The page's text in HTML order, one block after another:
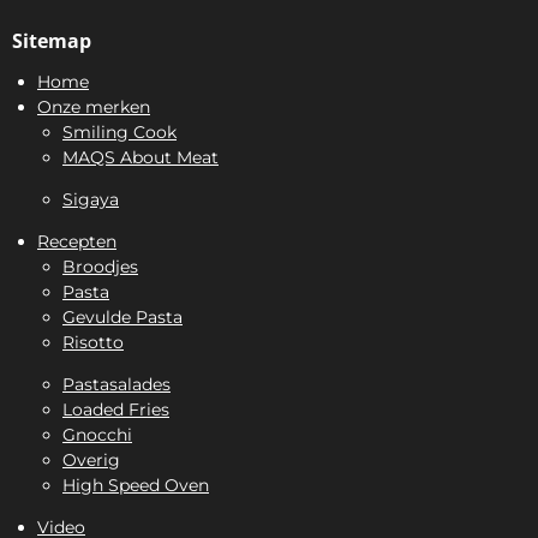
Sitemap
Home
Onze merken
Smiling Cook
MAQS About Meat
Sigaya
Recepten
Broodjes
Pasta
Gevulde Pasta
Risotto
Pastasalades
Loaded Fries
Gnocchi
Overig
High Speed Oven
Video